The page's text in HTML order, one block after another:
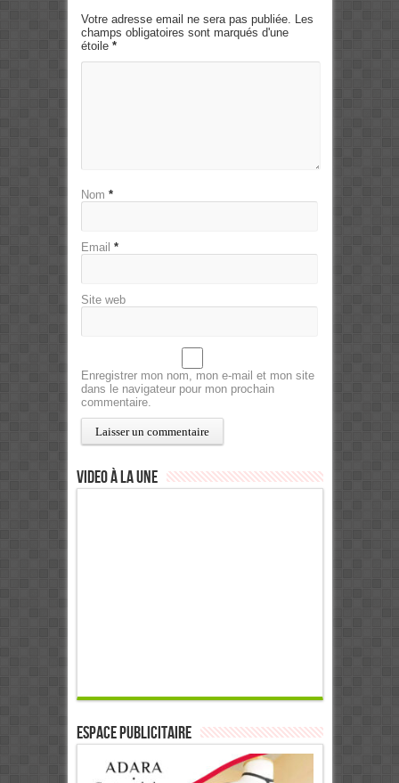
Votre adresse email ne sera pas publiée. Les
champs obligatoires sont marqués d'une
étoile *
Nom *
Email *
Site web
Enregistrer mon nom, mon e-mail et mon site
dans le navigateur pour mon prochain
commentaire.
Video à la Une
ESPACE PUBLICITAIRE